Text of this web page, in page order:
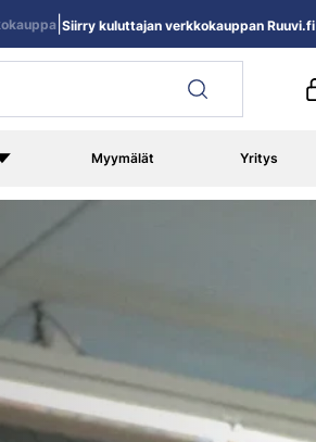
Myymälät Yritys
| Siirry kuluttajan verkkokauppan Ruuvi.fi